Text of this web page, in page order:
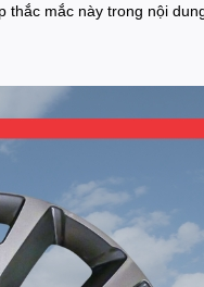
thắc mắc này trong nội